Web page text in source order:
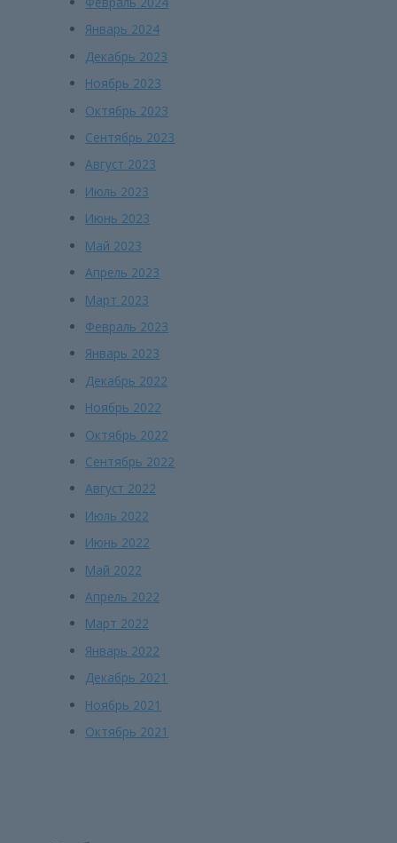
Январь 2024
Декабрь 2023
Ноябрь 2023
Октябрь 2023
Сентябрь 2023
Август 2023
Июль 2023
Июнь 2023
Май 2023
Апрель 2023
Март 2023
Февраль 2023
Январь 2023
Декабрь 2022
Ноябрь 2022
Октябрь 2022
Сентябрь 2022
Август 2022
Июль 2022
Июнь 2022
Май 2022
Апрель 2022
Март 2022
Январь 2022
Декабрь 2021
Ноябрь 2021
Октябрь 2021